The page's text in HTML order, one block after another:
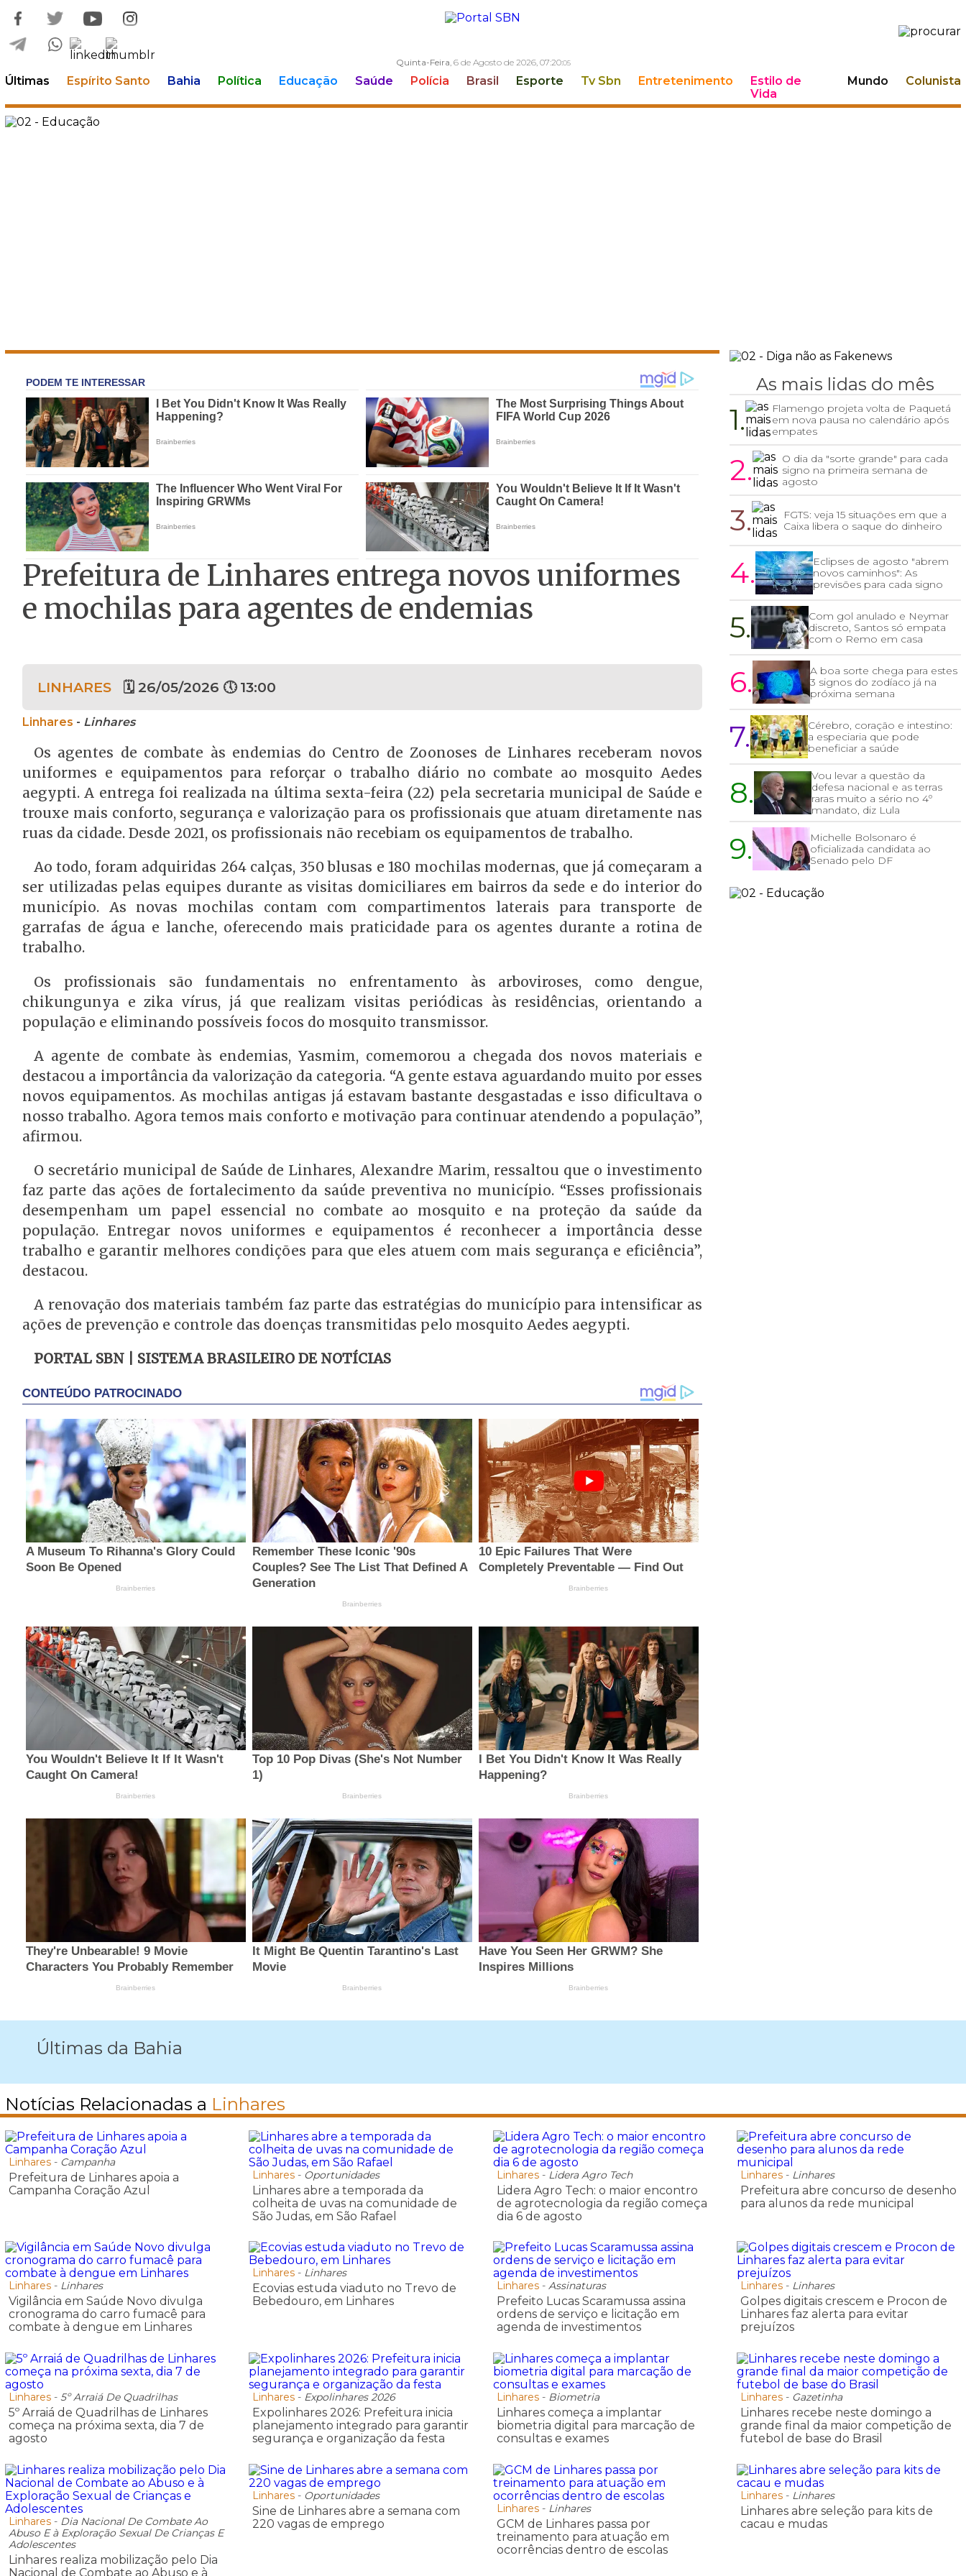
Quinta-Feira, 6 de Agosto de 2026, 07:20:06
Últimas Espírito Santo Bahia Política Educação Saúde Polícia Brasil Esporte Tv Sbn Entretenimento
Estilo de
Vida
Mundo Colunista
Prefeitura de Linhares entrega novos uniformes
e mochilas para agentes de endemias
LINHARES 🗓 26/05/2026 🕔 13:00
Linhares - Linhares
Os agentes de combate às endemias do Centro de Zoonoses de Linhares receberam novos
uniformes e equipamentos para reforçar o trabalho diário no combate ao mosquito Aedes
aegypti. A entrega foi realizada na última sexta-feira (22) pela secretaria municipal de Saúde e
trouxe mais conforto, segurança e valorização para os profissionais que atuam diretamente nas
ruas da cidade. Desde 2021, os profissionais não recebiam os equipamentos de trabalho.
Ao todo, foram adquiridas 264 calças, 350 blusas e 180 mochilas modernas, que já começaram a
ser utilizadas pelas equipes durante as visitas domiciliares em bairros da sede e do interior do
município. As novas mochilas contam com compartimentos laterais para transporte de
garrafas de água e lanche, oferecendo mais praticidade para os agentes durante a rotina de
trabalho.
Os profissionais são fundamentais no enfrentamento às arboviroses, como dengue,
chikungunya e zika vírus, já que realizam visitas periódicas às residências, orientando a
população e eliminando possíveis focos do mosquito transmissor.
A agente de combate às endemias, Yasmim, comemorou a chegada dos novos materiais e
destacou a importância da valorização da categoria. “A gente estava aguardando muito por esses
novos equipamentos. As mochilas antigas já estavam bastante desgastadas e isso dificultava o
nosso trabalho. Agora temos mais conforto e motivação para continuar atendendo a população”,
afirmou.
O secretário municipal de Saúde de Linhares, Alexandre Marim, ressaltou que o investimento
faz parte das ações de fortalecimento da saúde preventiva no município. “Esses profissionais
desempenham um papel essencial no combate ao mosquito e na proteção da saúde da
população. Entregar novos uniformes e equipamentos é reconhecer a importância desse
trabalho e garantir melhores condições para que eles atuem com mais segurança e eficiência”,
destacou.
A renovação dos materiais também faz parte das estratégias do município para intensificar as
ações de prevenção e controle das doenças transmitidas pelo mosquito Aedes aegypti.
PORTAL SBN | SISTEMA BRASILEIRO DE NOTÍCIAS
As mais lidas do mês
1.
Flamengo projeta volta de Paquetá
em nova pausa no calendário após
empates
2.
O dia da "sorte grande" para cada
signo na primeira semana de
agosto
3.
FGTS: veja 15 situações em que a
Caixa libera o saque do dinheiro
4.
Eclipses de agosto "abrem
novos caminhos": As
previsões para cada signo
5.
Com gol anulado e Neymar
discreto, Santos só empata
com o Remo em casa
6.
A boa sorte chega para estes
3 signos do zodíaco já na
próxima semana
7.
Cérebro, coração e intestino:
a especiaria que pode
beneficiar a saúde
8.
Vou levar a questão da
defesa nacional e as terras
raras muito a sério no 4º
mandato, diz Lula
9.
Michelle Bolsonaro é
oficializada candidata ao
Senado pelo DF
Últimas da Bahia
Notícias Relacionadas a Linhares
Linhares - Campanha
Prefeitura de Linhares apoia a
Campanha Coração Azul
Linhares - Oportunidades
Linhares abre a temporada da
colheita de uvas na comunidade de
São Judas, em São Rafael
Linhares- Lidera Agro Tech
Lidera Agro Tech: o maior encontro
de agrotecnologia da região começa
dia 6 de agosto
Linhares- Linhares
Prefeitura abre concurso de desenho
para alunos da rede municipal
Linhares - Linhares
Vigilância em Saúde Novo divulga
cronograma do carro fumacê para
combate à dengue em Linhares
Linhares - Linhares
Ecovias estuda viaduto no Trevo de
Bebedouro, em Linhares
Linhares- Assinaturas
Prefeito Lucas Scaramussa assina
ordens de serviço e licitação em
agenda de investimentos
Linhares- Linhares
Golpes digitais crescem e Procon de
Linhares faz alerta para evitar
prejuízos
Linhares - 5º Arraiá De Quadrilhas
5º Arraiá de Quadrilhas de Linhares
começa na próxima sexta, dia 7 de
agosto
Linhares - Expolinhares 2026
Expolinhares 2026: Prefeitura inicia
planejamento integrado para garantir
segurança e organização da festa
Linhares- Biometria
Linhares começa a implantar
biometria digital para marcação de
consultas e exames
Linhares- Gazetinha
Linhares recebe neste domingo a
grande final da maior competição de
futebol de base do Brasil
Linhares - Dia Nacional De Combate Ao
Abuso E à Exploração Sexual De Crianças E
Adolescentes
Linhares realiza mobilização pelo Dia
Nacional de Combate ao Abuso e à
Linhares - Oportunidades
Sine de Linhares abre a semana com
220 vagas de emprego
Linhares- Linhares
GCM de Linhares passa por
treinamento para atuação em
ocorrências dentro de escolas
Linhares- Linhares
Linhares abre seleção para kits de
cacau e mudas